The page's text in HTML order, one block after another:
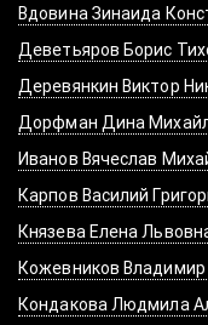
Вдовина Зинаида
Деветьяров Борис
Деревянкин Виктор
Дорфман Дина
Иванов Вячеслав
Карпов Василий
Князева Елена
Кожевников
Кондакова Людмила